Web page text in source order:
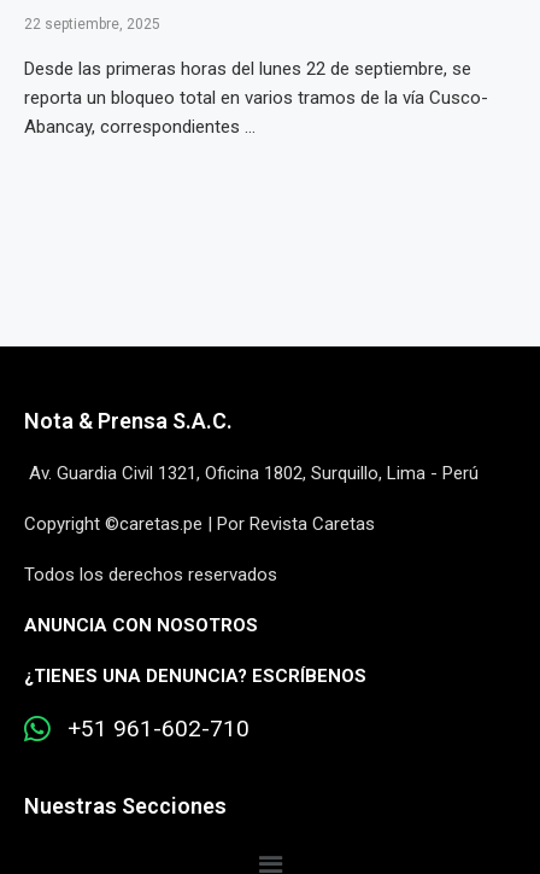
22 septiembre, 2025
Desde las primeras horas del lunes 22 de septiembre, se
reporta un bloqueo total en varios tramos de la vía Cusco-
Abancay, correspondientes ...
Nota & Prensa S.A.C.
Av. Guardia Civil 1321, Oficina 1802, Surquillo, Lima - Perú
Copyright ©caretas.pe | Por Revista Caretas
Todos los derechos reservados
ANUNCIA CON NOSOTROS
¿TIENES UNA DENUNCIA? ESCRÍBENOS
+51 961-602-710
Nuestras Secciones